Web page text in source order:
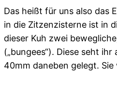
Das heißt für uns also das
in die Zitzenzisterne ist in
dieser Kuh zwei
(„bungees“). Diese seht
40mm daneben gelegt.